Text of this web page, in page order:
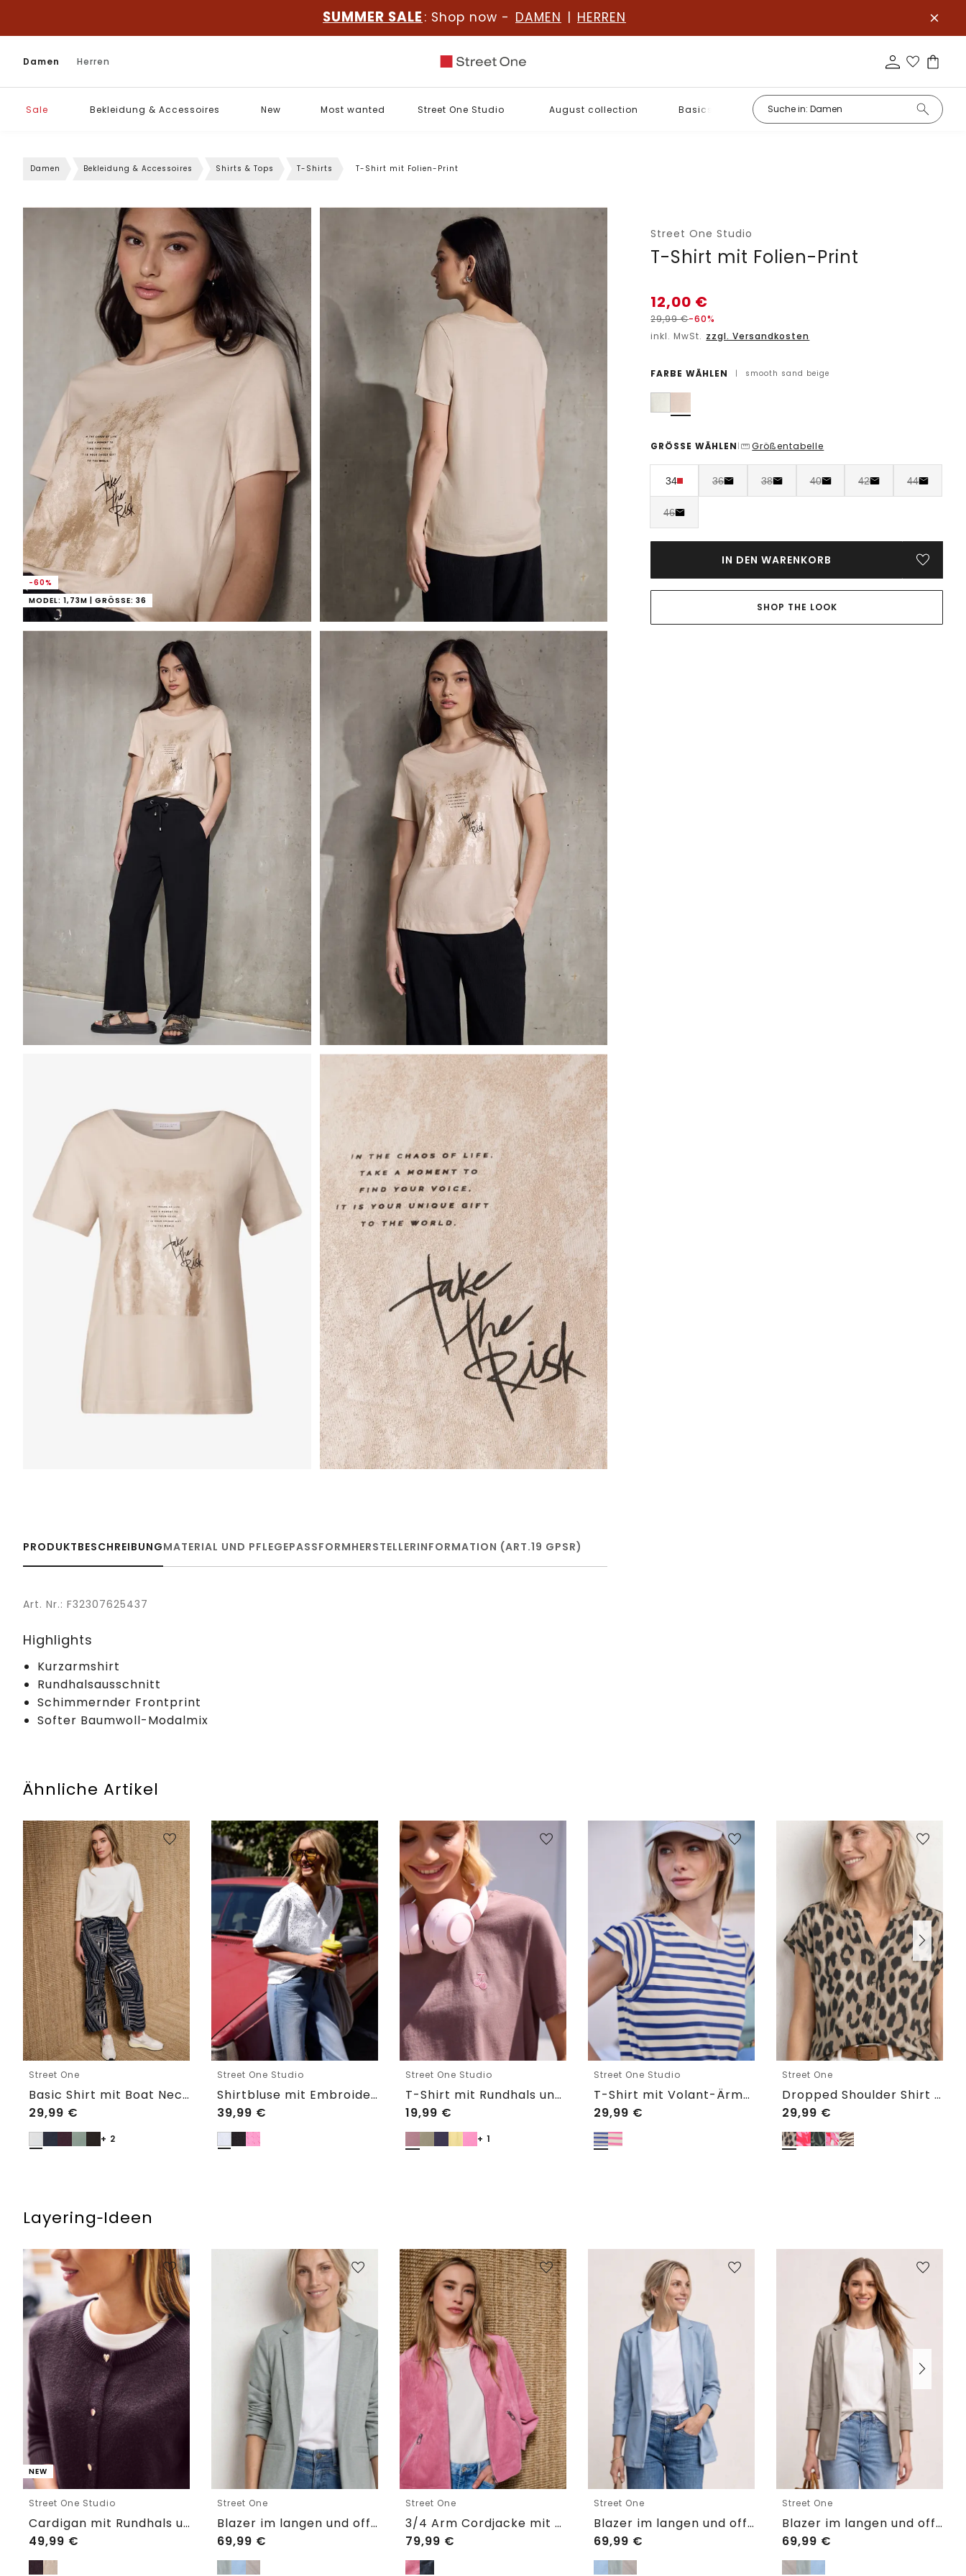
SUMMER SALE : Shop now - DAMEN | HERREN
Damen Herren
Sale Bekleidung & Accessoires New Most wanted Street One Studio August collection Basics
Damen Bekleidung & Accessoires Shirts & Tops T-Shirts T-Shirt mit Folien-Print
-60%
MODEL: 1,73M | GRÖSSE: 36
Street One Studio
T-Shirt mit Folien-Print
12,00 €
29,99€-60%
inkl. MwSt. zzgl. Versandkosten
FARBE WÄHLEN | smooth sand beige
GRÖSSE WÄHLEN | Größentabelle
34 36 38 40 42 44
46
IN DEN WARENKORB
SHOP THE LOOK
PRODUKTBESCHREIBUNGMATERIAL UND PFLEGEPASSFORMHERSTELLERINFORMATION (ART.19 GPSR)
Art. Nr.: F32307625437
Highlights
Kurzarmshirt
Rundhalsausschnitt
Schimmernder Frontprint
Softer Baumwoll-Modalmix
Ähnliche Artikel
Street One
Basic Shirt mit Boat Neck und Elastikbund
29,99 €
+ 2
Street One Studio
Shirtbluse mit Embroidery-Front
39,99 €
Street One Studio
T-Shirt mit Rundhals und Embroidery-Detail
19,99 €
+ 1
Street One Studio
T-Shirt mit Volant-Ärmeln und Print
29,99 €
Street One
Dropped Shoulder Shirt im Blusen-Look
29,99 €
Layering‑Ideen
NEW
Street One Studio
Cardigan mit Rundhals und Knöpfen
49,99 €
Street One
Blazer im langen und offenen Schnitt
69,99 €
Street One
3/4 Arm Cordjacke mit Hemdkragen
79,99 €
Street One
Blazer im langen und offenen Schnitt
69,99 €
Street One
Blazer im langen und offenen Schnitt
69,99 €